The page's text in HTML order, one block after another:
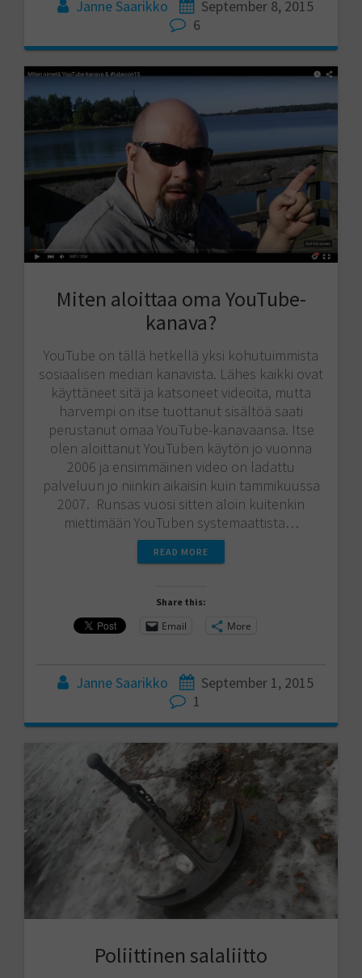
Janne Saarikko
September 8, 2015
6
Miten aloittaa oma YouTube-
kanava?
YouTube on tällä hetkellä yksi kohutuimmista
sosiaalisen median kanavista. Lähes kaikki ovat
käyttäneet sitä ja katsoneet videoita, mutta
harvempi on itse tuottanut sisältöä saati
perustanut omaa YouTube-kanavaansa. Itse
olen aloittanut YouTuben käytön jo vuonna
2006 ja ensimmäinen video on ladattu
palveluun jo niinkin aikaisin kuin tammikuussa
2007. Runsas vuosi sitten aloin kuitenkin
miettimään YouTuben systemaattista…
READ MORE
Share this:
Email More
Janne Saarikko
September 1, 2015
1
Poliittinen salaliitto